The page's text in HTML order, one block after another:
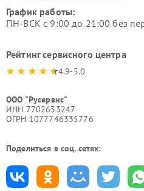
График работы:
ПН-ВСК с 9:00 до 21:00 без
Рейтинг сервисного центра
4.9-5.0
ООО "Русервис"
ИНН 7702633247
ОГРН 1077746335776
Поделиться в соц. сетях: